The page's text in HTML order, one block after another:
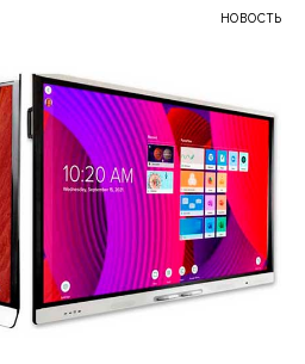
НОВОСТЬ